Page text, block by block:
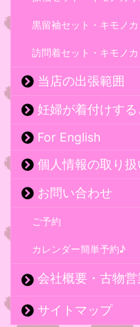
黒留袖セット・キモノ
訪問着セット・キモノ
当店の出張範囲
妊婦が着付けす
For English
個人情報の取り扱
お問い合わせ
ご予約
カレンダー簡単予約♪
会社概要・古物
サイトマップ